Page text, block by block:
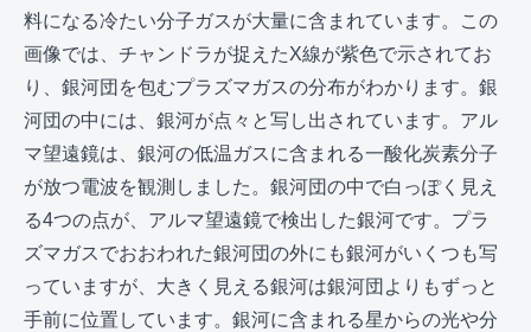
料になる冷たい分子ガスが大量に含まれています。この
画像では、チャンドラが捉えたX線が紫色で示されてお
り、銀河団を包むプラズマガスの分布がわかります。銀
河団の中には、銀河が点々と写し出されています。アル
マ望遠鏡は、銀河の低温ガスに含まれる一酸化炭素分子
が放つ電波を観測しました。銀河団の中で白っぽく見え
る4つの点が、アルマ望遠鏡で検出した銀河です。プラ
ズマガスでおおわれた銀河団の外にも銀河がいくつも写
っていますが、大きく見える銀河は銀河団よりもずっと
手前に位置しています。銀河に含まれる星からの光や分